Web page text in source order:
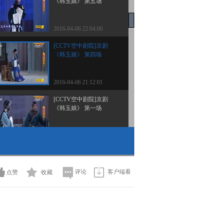
2016-04-06 22:04:00
[CCTV空中剧院]京剧
《韩玉娘》 第四场
2016-04-06 21:12:01
[CCTV空中剧院]京剧
《韩玉娘》 第一场
2016-04-06 21:12:00
点赞 收藏 评论 客户端看